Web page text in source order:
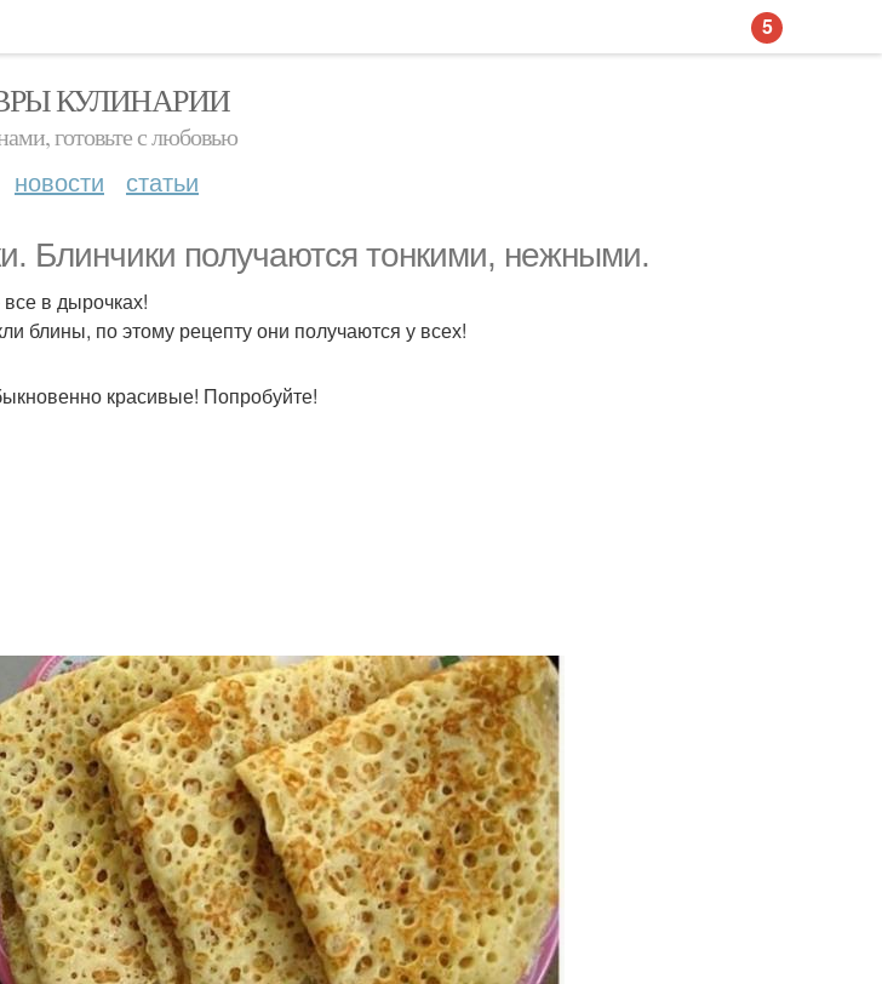
КУЛИНАРИИ
готовьте с любовью
новости статьи
Блинчики получаются тонкими, нежными.
в дырочках!
блины, по этому рецепту они получаются у всех!
красивые! Попробуйте!
5